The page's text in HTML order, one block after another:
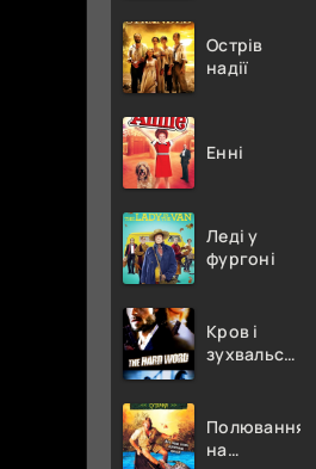
Острів
надії
Енні
Леді у
фургоні
Кров і
зухвальство
Полювання
на